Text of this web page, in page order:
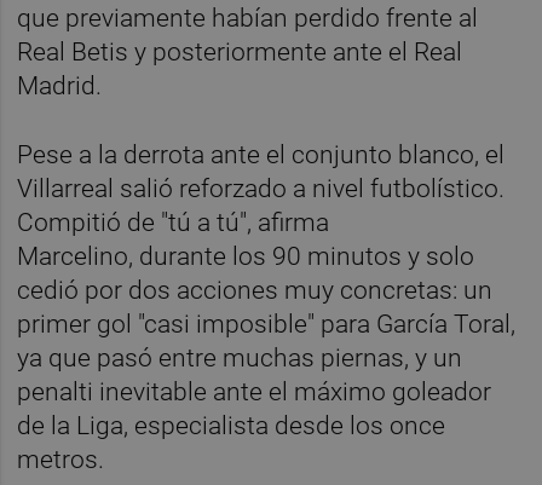
que previamente habían perdido frente al
Real Betis y posteriormente ante el Real
Madrid.
Pese a la derrota ante el conjunto blanco, el
Villarreal salió reforzado a nivel futbolístico.
Compitió de "tú a tú", afirma
Marcelino, durante los 90 minutos y solo
cedió por dos acciones muy concretas: un
primer gol "casi imposible" para García Toral,
ya que pasó entre muchas piernas, y un
penalti inevitable ante el máximo goleador
de la Liga, especialista desde los once
metros.